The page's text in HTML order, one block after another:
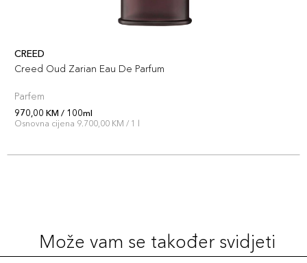
CREED
Creed Oud Zarian Eau De Parfum
Parfem
970,00 KM / 100ml
Osnovna cijena 9.700,00 KM / 1 l
Može vam se također svidjeti